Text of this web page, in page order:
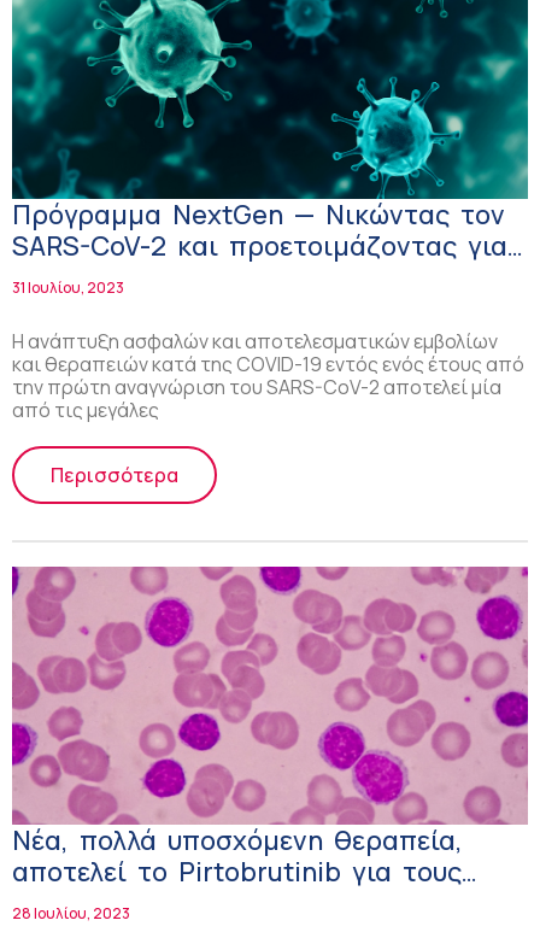
Πρόγραμμα NextGen — Νικώντας τον
SARS-CoV-2 και προετοιμάζοντας για
την επόμενη πανδημία!
31 Ιουλίου, 2023
Η ανάπτυξη ασφαλών και αποτελεσματικών εμβολίων
και θεραπειών κατά της COVID-19 εντός ενός έτους από
την πρώτη αναγνώριση του SARS-CoV-2 αποτελεί μία
από τις μεγάλες
Περισσότερα
Νέα, πολλά υποσχόμενη θεραπεία,
αποτελεί το Pirtobrutinib για τους
προθεραπευμένους ασθενείς με χρόνια
28 Ιουλίου, 2023